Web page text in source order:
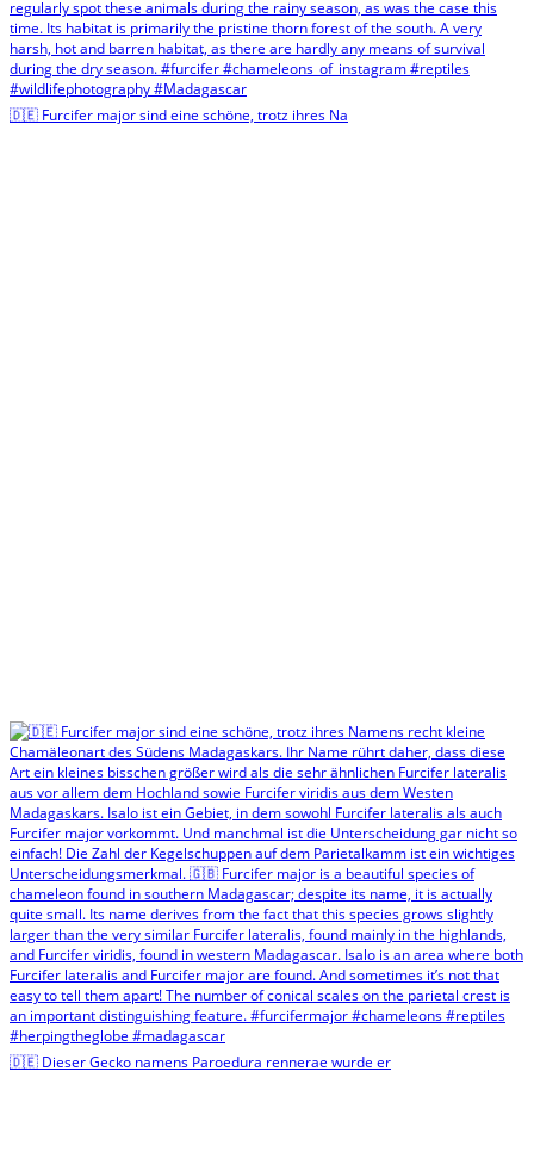
🇩🇪 Furcifer major sind eine schöne, trotz ihres Na
🇩🇪 Dieser Gecko namens Paroedura rennerae wurde er